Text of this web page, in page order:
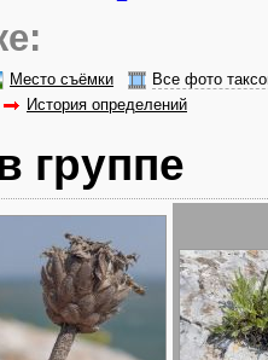
Место съёмки
Все фото
История определений
группе